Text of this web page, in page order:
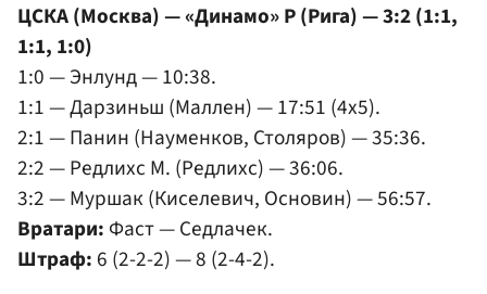
ЦСКА (Москва) — «Динамо» Р (Рига) — 3:2 (1:1,
1:1, 1:0)
1:0 — Энлунд — 10:38.
1:1 — Дарзиньш (Маллен) — 17:51 (4x5).
2:1 — Панин (Науменков, Столяров) — 35:36.
2:2 — Редлихс М. (Редлихс) — 36:06.
3:2 — Муршак (Киселевич, Основин) — 56:57.
Вратари: Фаст — Седлачек.
Штраф: 6 (2-2-2) — 8 (2-4-2).